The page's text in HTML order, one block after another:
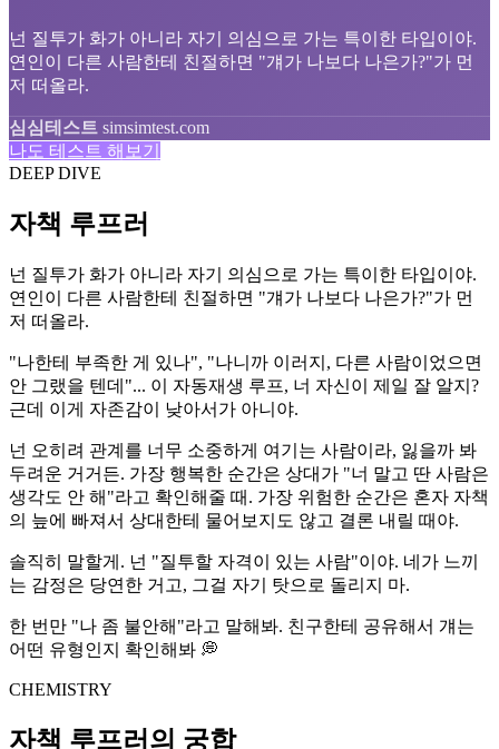
넌 질투가 화가 아니라 자기 의심으로 가는 특이한 타입이야.
연인이 다른 사람한테 친절하면 "걔가 나보다 나은가?"가 먼
저 떠올라.
심심테스트 simsimtest.com
나도 테스트 해보기
DEEP DIVE
자책 루프러
넌 질투가 화가 아니라 자기 의심으로 가는 특이한 타입이야.
연인이 다른 사람한테 친절하면 "걔가 나보다 나은가?"가 먼
저 떠올라.
"나한테 부족한 게 있나", "나니까 이러지, 다른 사람이었으면
안 그랬을 텐데"... 이 자동재생 루프, 너 자신이 제일 잘 알지?
근데 이게 자존감이 낮아서가 아니야.
넌 오히려 관계를 너무 소중하게 여기는 사람이라, 잃을까 봐
두려운 거거든. 가장 행복한 순간은 상대가 "너 말고 딴 사람은
생각도 안 해"라고 확인해줄 때. 가장 위험한 순간은 혼자 자책
의 늪에 빠져서 상대한테 물어보지도 않고 결론 내릴 때야.
솔직히 말할게. 넌 "질투할 자격이 있는 사람"이야. 네가 느끼
는 감정은 당연한 거고, 그걸 자기 탓으로 돌리지 마.
한 번만 "나 좀 불안해"라고 말해봐. 친구한테 공유해서 걔는
어떤 유형인지 확인해봐 💭
CHEMISTRY
자책 루프러의 궁합